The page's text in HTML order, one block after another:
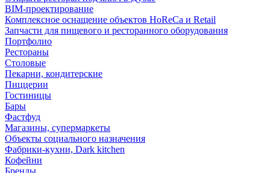
BIM-проектирование
Комплексное оснащение объектов HoReCa и Retail
Запчасти для пищевого и ресторанного оборудования
Портфолио
Рестораны
Столовые
Пекарни, кондитерские
Пиццерии
Гостиницы
Бары
Фастфуд
Магазины, супермаркеты
Объекты социального назначения
Фабрики-кухни, Dark kitchen
Кофейни
Бренды